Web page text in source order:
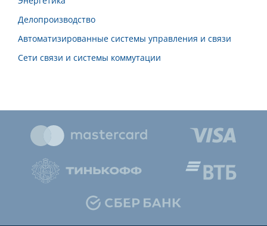
Делопроизводство
Автоматизированные системы управления и связи
Сети связи и системы коммутации